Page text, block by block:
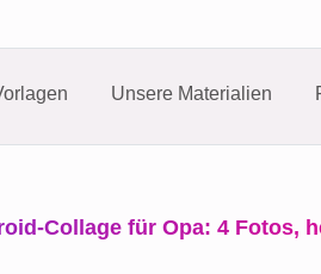
Unsere Materialien
Collage für Opa: 4 Fotos,